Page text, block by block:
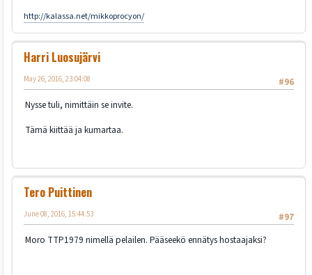
http://kalassa.net/mikkoprocyon/
Harri Luosujärvi
#96
May 26, 2016, 23:04:08
Nysse tuli, nimittäin se invite.
Tämä kiittää ja kumartaa.
Tero Puittinen
#97
June 08, 2016, 15:44:53
Moro TTP1979 nimellä pelailen. Pääseekö ennätys hostaajaksi?